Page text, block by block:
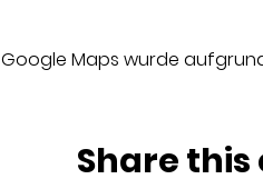
Google Maps wurde
Share